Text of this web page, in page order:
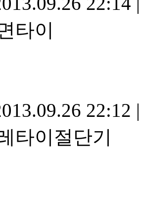
타이
22:12 |
타이절단기